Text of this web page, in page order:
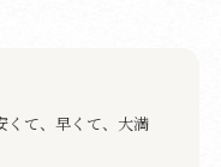
くて、早くて、大満